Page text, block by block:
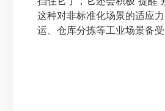
这种对非标准化场景的适应
运、仓库分拣等工业场景备受